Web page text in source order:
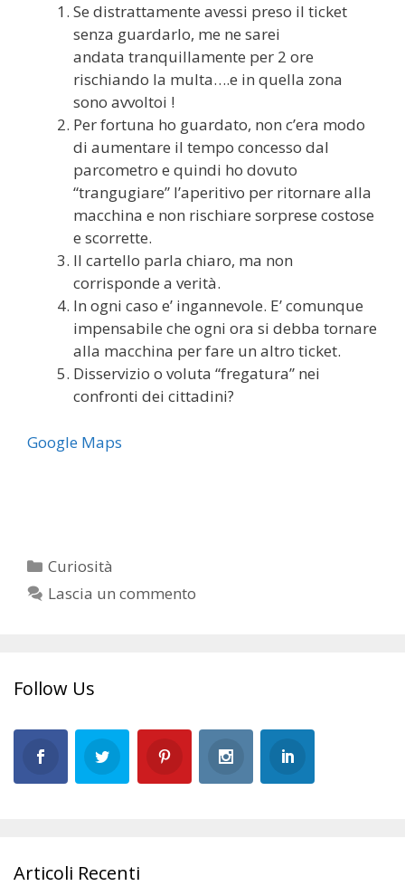
Se distrattamente avessi preso il ticket
senza guardarlo, me ne sarei
andata tranquillamente per 2 ore
rischiando la multa….e in quella zona
sono avvoltoi !
Per fortuna ho guardato, non c’era modo
di aumentare il tempo concesso dal
parcometro e quindi ho dovuto
“trangugiare” l’aperitivo per ritornare alla
macchina e non rischiare sorprese costose
e scorrette.
Il cartello parla chiaro, ma non
corrisponde a verità.
In ogni caso e’ ingannevole. E’ comunque
impensabile che ogni ora si debba tornare
alla macchina per fare un altro ticket.
Disservizio o voluta “fregatura” nei
confronti dei cittadini?
Google Maps
Categorie
Curiosità
Lascia un commento
Follow Us
Articoli Recenti